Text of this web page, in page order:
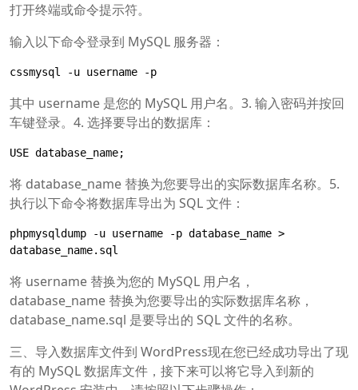
打开终端或命令提示符。
输入以下命令登录到 MySQL 服务器：
cssmysql -u username -p
其中 username 是您的 MySQL 用户名。3. 输入密码并按回
车键登录。4. 选择要导出的数据库：
USE database_name;
将 database_name 替换为您要导出的实际数据库名称。5.
执行以下命令将数据库导出为 SQL 文件：
phpmysqldump -u username -p database_name >
database_name.sql
将 username 替换为您的 MySQL 用户名，
database_name 替换为您要导出的实际数据库名称，
database_name.sql 是要导出的 SQL 文件的名称。
三、导入数据库文件到 WordPress现在您已经成功导出了现
有的 MySQL 数据库文件，接下来可以将它导入到新的